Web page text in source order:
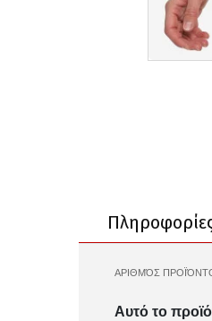
ΑΡΙΘΜΌΣ
Αυτό το